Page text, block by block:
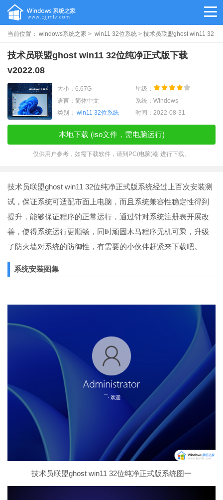
当前位置： windows系统之家 > win11 32位系统 > 技术员联盟ghost win11 32
位纯净正式版下载v2022.08
技术员联盟ghost win11 32位纯净正式版下载
v2022.08
大小：6.67G
星级：
语言：简体中文
系统：Windows
类别： win11 32位系统 时间：2022-08-31
本地下载 (iso文件，需电脑运行)
仅供用户参考，如需下载软件，请到PC(电脑)端 进行下载。
技术员联盟ghost win11 32位纯净正式版系统经过上百次安装测
试，保证系统可适配市面上电脑，而且系统兼容性稳定性得到
提升，能够保证程序的正常运行，通过针对系统注册表开展改
善，使得系统运行更顺畅，同时顽固木马程序无机可乘，升级
了防火墙对系统的防御性，有需要的小伙伴赶紧来下载吧。
系统安装图集
技术员联盟ghost win11 32位纯净正式版系统图一